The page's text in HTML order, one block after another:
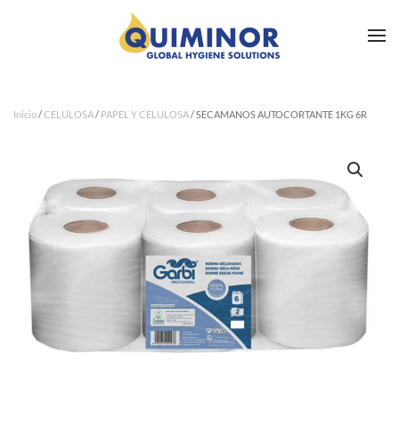
Ir al contenido principal
Inicio/CELULOSA/ PAPEL Y CELULOSA/ SECAMANOS AUTOCORTANTE 1KG 6R